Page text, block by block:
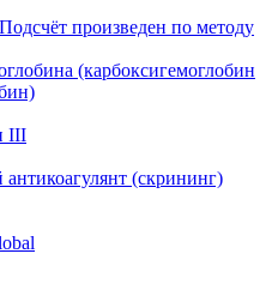
произведен по методу
(карбоксигемоглобин
III
(скрининг)